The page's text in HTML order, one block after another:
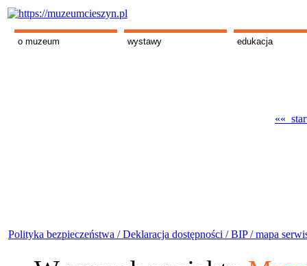
o muzeum wystawy edukacja
««
Polityka bezpieczeństwa /Deklaracja dostępności /BIP /mapa